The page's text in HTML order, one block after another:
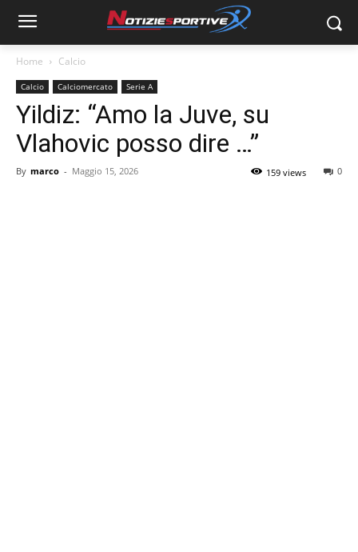
Home Calcio
Calcio Calciomercato Serie A
Yildiz: “Amo la Juve, su
Vlahovic posso dire …”
By marco - Maggio 15, 2026 0
159 views